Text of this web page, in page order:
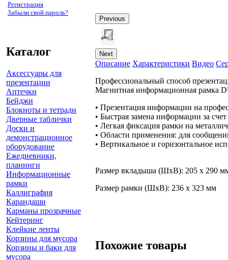
Регистрация
Забыли свой пароль?
Каталог
Аксессуары для
презентации
Аптечки
Бейджи
Блокноты и тетради
Дверные таблички
Доски и
демонстрационное
оборудование
Ежедневники,
планинги
Информационные
рамки
Каллиграфия
Карандаши
Карманы прозрачные
Кейтеринг
Клейкие ленты
Корзины для мусора
Корзины и баки для
мусора
Previous
Next
Описание Характеристики Видео
Профессиональный способ
Магнитная информационная рамка
• Презентация информации на
• Быстрая замена информации за
• Легкая фиксация рамки на
• Области применения: для
• Вертикальное и горизонтальное
Размер вкладыша (ШхВ): 205 х 290
Размер рамки (ШхВ): 236 х 323 мм
Похожие товары